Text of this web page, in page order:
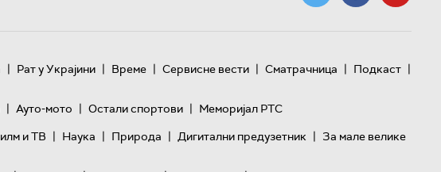
| Рат у Украјини | Време | Сервисне вести | Сматрачница | Подкаст |
| Ауто-мото | Остали спортови | Меморијал РТС
и ТВ | Наука | Природа | Дигитални предузетник | За мале велике